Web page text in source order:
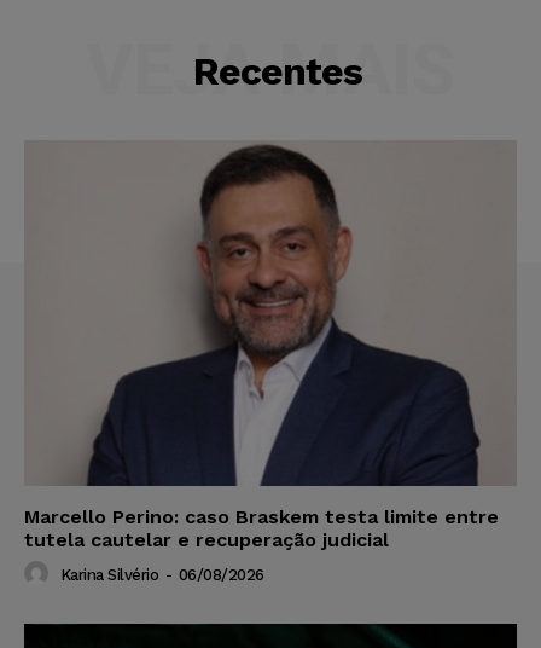
Recentes
VEJA MAIS
Marcello Perino: caso Braskem testa limite entre
tutela cautelar e recuperação judicial
Karina Silvério - 06/08/2026